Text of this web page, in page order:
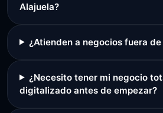
Alajuela?
¿Atienden a negocios fuera
¿Necesito tener mi negocio
digitalizado antes de empezar?